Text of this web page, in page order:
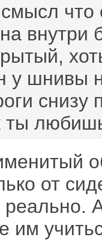
что
внутри
у шнивы
снизу
ты
от
им